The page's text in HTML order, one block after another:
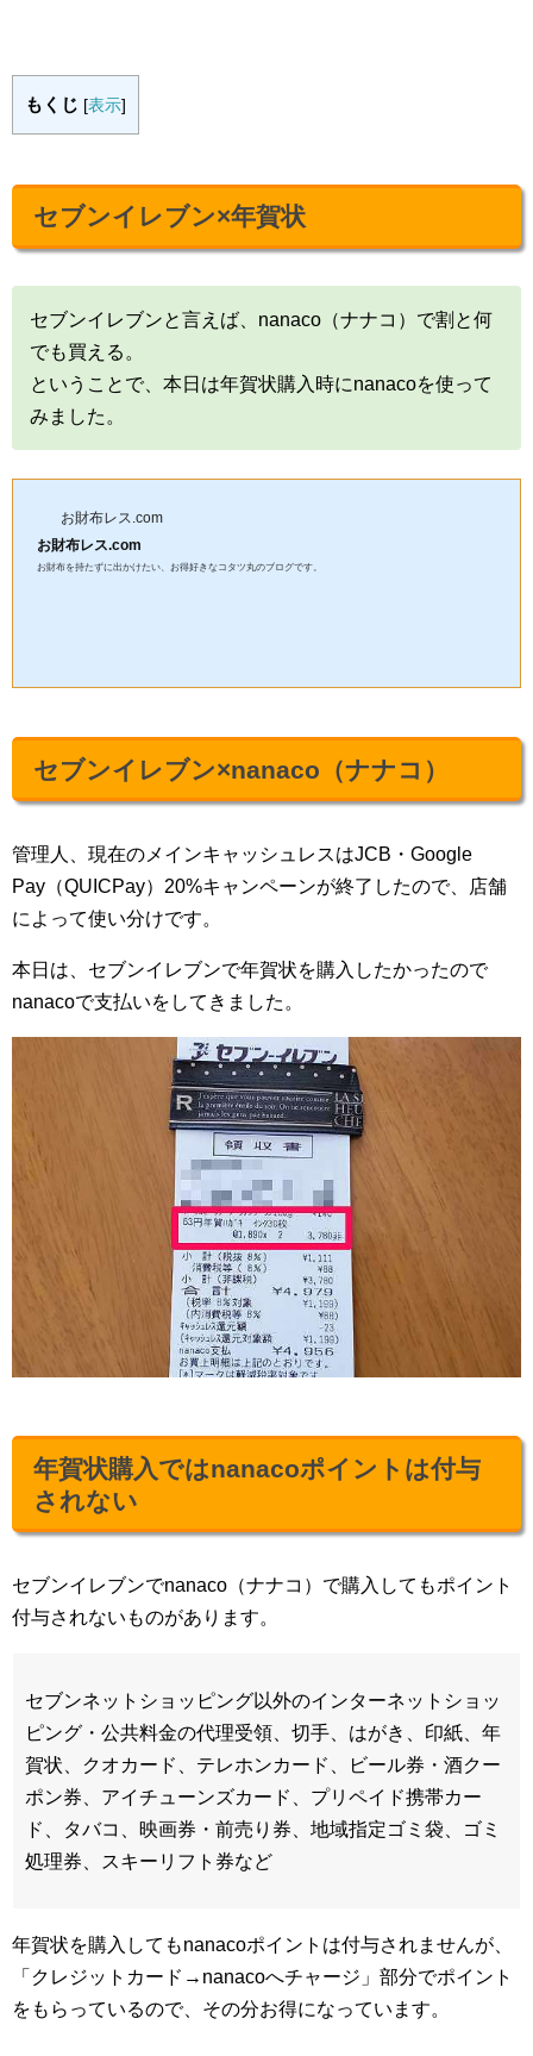
もくじ [表示]
セブンイレブン×年賀状
セブンイレブンと言えば、nanaco（ナナコ）で割と何
でも買える。
ということで、本日は年賀状購入時にnanacoを使って
みました。
お財布レス.com
お財布レス.com
お財布を持たずに出かけたい、お得好きなコタツ丸のブログです。
セブンイレブン×nanaco（ナナコ）
管理人、現在のメインキャッシュレスはJCB・Google
Pay（QUICPay）20%キャンペーンが終了したので、店舗
によって使い分けです。
本日は、セブンイレブンで年賀状を購入したかったので
nanacoで支払いをしてきました。
年賀状購入ではnanacoポイントは付与
されない
セブンイレブンでnanaco（ナナコ）で購入してもポイント
付与されないものがあります。
セブンネットショッピング以外のインターネットショッ
ピング・公共料金の代理受領、切手、はがき、印紙、年
賀状、クオカード、テレホンカード、ビール券・酒クー
ポン券、アイチューンズカード、プリペイド携帯カー
ド、タバコ、映画券・前売り券、地域指定ゴミ袋、ゴミ
処理券、スキーリフト券など
年賀状を購入してもnanacoポイントは付与されませんが、
「クレジットカード→nanacoへチャージ」部分でポイント
をもらっているので、その分お得になっています。